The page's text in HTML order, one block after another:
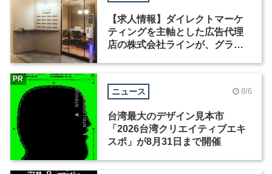
【求人情報】ダイレクトマーケ
ティングを主軸とした広告代理
店の株式会社ラインが、グラフ
ニュース 8/6
台湾最大のデザイン見本市
「2026台湾クリエイティブエキ
スポ」が8月31日まで開催
PR